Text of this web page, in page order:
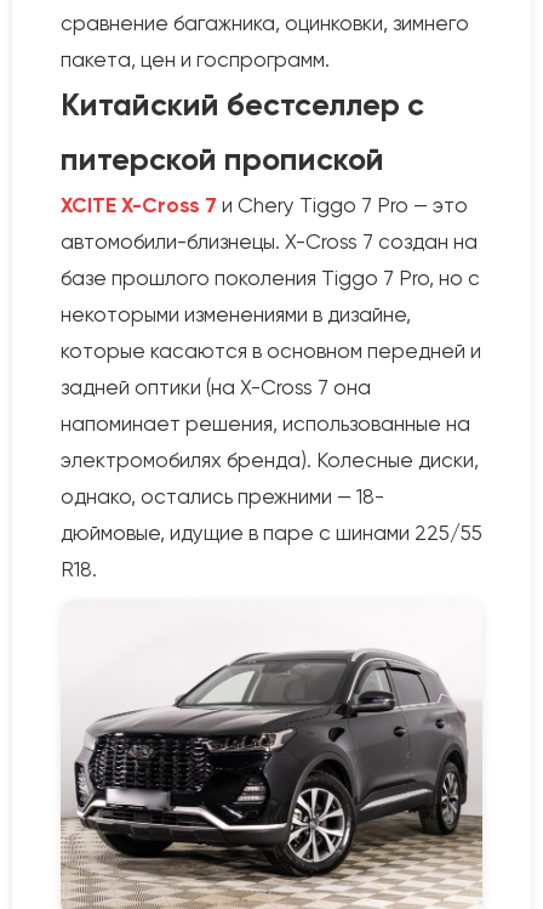
сравнение багажника, оцинковки, зимнего
пакета, цен и госпрограмм.
Китайский бестселлер с
питерской пропиской
XCITE X-Cross 7 и Chery Tiggo 7 Pro — это
автомобили-близнецы. X-Cross 7 создан на
базе прошлого поколения Tiggo 7 Pro, но с
некоторыми изменениями в дизайне,
которые касаются в основном передней и
задней оптики (на X-Cross 7 она
напоминает решения, использованные на
электромобилях бренда). Колесные диски,
однако, остались прежними — 18-
дюймовые, идущие в паре с шинами 225/55
R18.